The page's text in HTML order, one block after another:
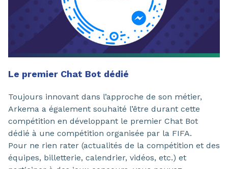
Le premier Chat Bot dédié
Toujours innovant dans l’approche de son métier,
Arkema a également souhaité l’être durant cette
compétition en développant le premier Chat Bot
dédié à une compétition organisée par la FIFA.
Pour ne rien rater (actualités de la compétition et des
équipes, billetterie, calendrier, vidéos, etc.) et